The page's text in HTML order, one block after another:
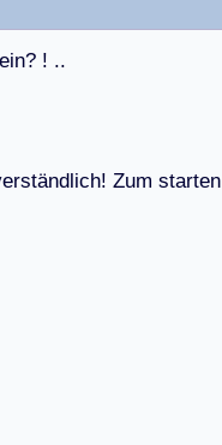
ein? ! ..
erständlich! Zum starten